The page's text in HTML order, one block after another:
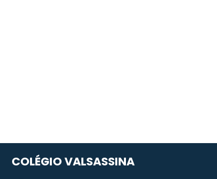
COLÉGIO VALSASSINA